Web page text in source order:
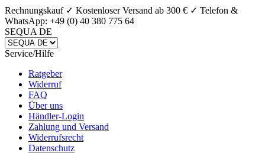
Rechnungskauf ✓ Kostenloser Versand ab 300 € ✓ Telefon &
WhatsApp: +49 (0) 40 380 775 64
SEQUA DE
Service/Hilfe
Ratgeber
Widerruf
FAQ
Über uns
Händler-Login
Zahlung und Versand
Widerrufsrecht
Datenschutz